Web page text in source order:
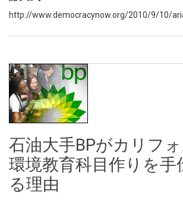
http://www.democracynow.org/2010/9/10/
石油大手BPがカリフ
環境教育科目作りを手
る理由